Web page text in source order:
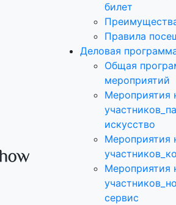
билет
Правила
Деловая
Общая
мероприятий
Мероприятия
искусство
Мероприятия
Мероприятия
сервис